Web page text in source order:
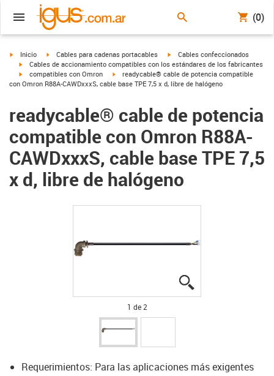
(0)
igus-icon-arrow-right
Inicio igus-icon-arrow-right
Cables para cadenas portacables igus-icon-arrow-right
Cables confeccionados
igus-icon-arrow-right
Cables de accionamiento compatibles con los estándares de los fabricantes
igus-icon-arrow-right
compatibles con Omron igus-icon-arrow-right
readycable® cable de potencia compatible
con Omron R88A-CAWDxxxS, cable base TPE 7,5 x d, libre de halógeno
readycable® cable de potencia
compatible con Omron R88A-
CAWDxxxS, cable base TPE 7,5
x d, libre de halógeno
1 de 2
Requerimientos: Para las aplicaciones más exigentes